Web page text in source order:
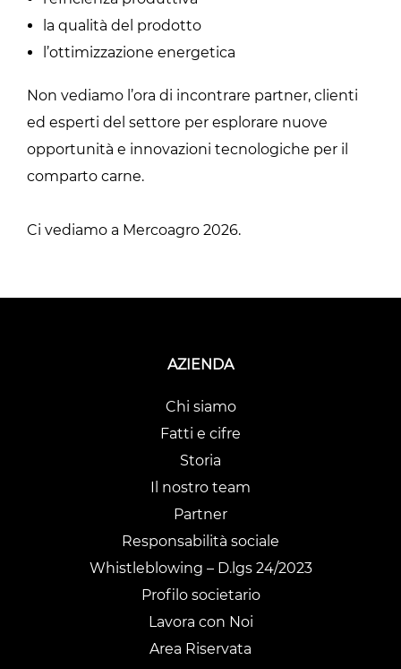
la qualità del prodotto
l’ottimizzazione energetica
Non vediamo l’ora di incontrare partner, clienti
ed esperti del settore per esplorare nuove
opportunità e innovazioni tecnologiche per il
comparto carne.
Ci vediamo a Mercoagro 2026.
AZIENDA
Chi siamo
Fatti e cifre
Storia
Il nostro team
Partner
Responsabilità sociale
Whistleblowing – D.lgs 24/2023
Profilo societario
Lavora con Noi
Area Riservata